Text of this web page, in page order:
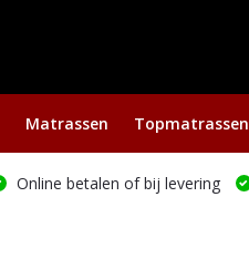
Matrassen Topmatrassen
Online betalen of bij levering